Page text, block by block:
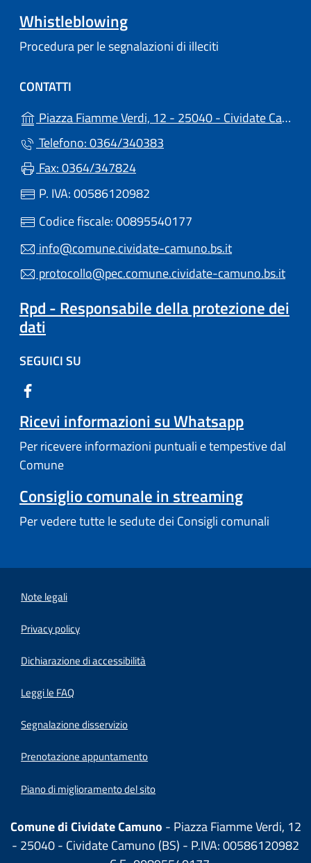
Whistleblowing
Procedura per le segnalazioni di illeciti
CONTATTI
Piazza Fiamme Verdi, 12 - 25040 - Cividate Camuno (BS)
Telefono: 0364/340383
Fax: 0364/347824
P. IVA: 00586120982
Codice fiscale: 00895540177
info@comune.cividate-camuno.bs.it
protocollo@pec.comune.cividate-camuno.bs.it
Rpd - Responsabile della protezione dei
dati
SEGUICI SU
Ricevi informazioni su Whatsapp
Per ricevere informazioni puntuali e tempestive dal
Comune
Consiglio comunale in streaming
Per vedere tutte le sedute dei Consigli comunali
Note legali
Privacy policy
Dichiarazione di accessibilità
Leggi le FAQ
Segnalazione disservizio
Prenotazione appuntamento
Piano di miglioramento del sito
Comune di Cividate Camuno - Piazza Fiamme Verdi, 12
- 25040 - Cividate Camuno (BS) - P.IVA: 00586120982